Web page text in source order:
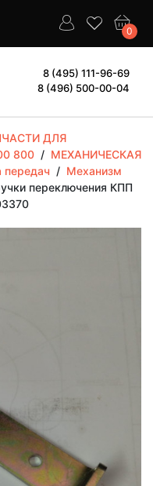
0
8 (495) 111-96-69
8 (496) 500-00-04
ДЛЯ
800 / МЕХАНИЧЕСКАЯ
передач / Механизм
переключения КПП